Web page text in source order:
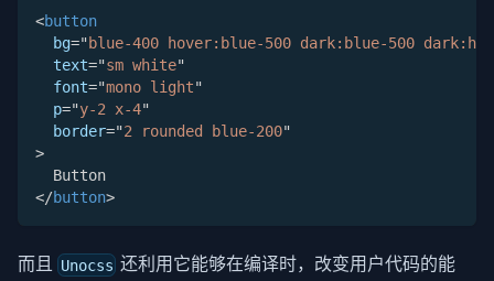
<button
bg="blue-400 hover:blue-500 dark:blue-500
text="sm white"
font="mono light"
p="y-2 x-4"
border="2 rounded blue-200"
>
  Button
</button>
而且 Unocss 还利用它能够在编译时，改变用户代码的能